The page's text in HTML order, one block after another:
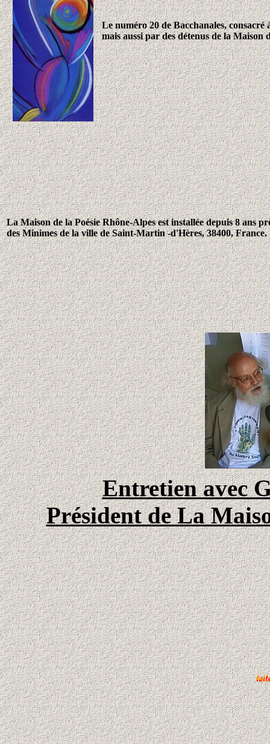
Le numéro 20 de Bacchanales,
mais aussi par des détenus de la Maison
La Maison de la Poésie Rhône-Alpes est installée depuis 8 ans
des Minimes de la ville de Saint-Martin -d'Hères, 38400, France.
Entretien avec
Président de La